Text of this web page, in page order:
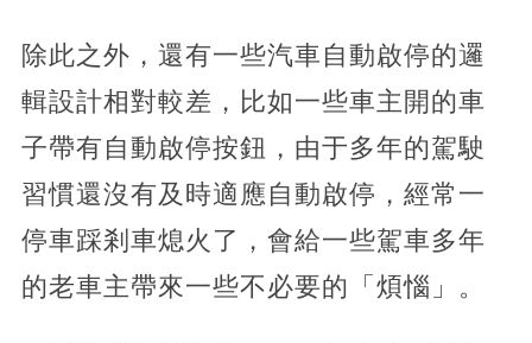
除此之外，還有一些汽車自動啟停的邏
輯設計相對較差，比如一些車主開的車
子帶有自動啟停按鈕，由于多年的駕駛
習慣還沒有及時適應自動啟停，經常一
停車踩剎車熄火了，會給一些駕車多年
的老車主帶來一些不必要的「煩惱」。